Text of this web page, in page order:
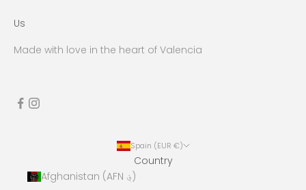
Us
Made with love in the heart of Valencia
Spain (EUR €)
Country
Afghanistan (AFN ؋)